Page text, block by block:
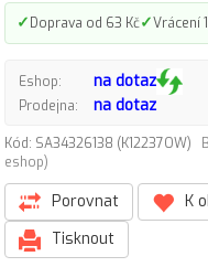
✓Doprava od 63 Kč✓Vrácení
Eshop: na dotaz
Prodejna: na dotaz
Kód: SA34326138 (K12237OW)
eshop)
Porovnat K
Tisknout